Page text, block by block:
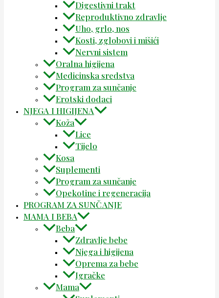
Digestivni trakt
Reproduktivno zdravlje
Uho, grlo, nos
Kosti, zglobovi i mišići
Nervni sistem
Oralna higijena
Medicinska sredstva
Program za sunčanje
Erotski dodaci
NJEGA I HIGIJENA
Koža
Lice
Tijelo
Kosa
Suplementi
Program za sunčanje
Opekotine i regeneracija
PROGRAM ZA SUNČANJE
MAMA I BEBA
Beba
Zdravlje bebe
Njega i higijena
Oprema za bebe
Igračke
Mama